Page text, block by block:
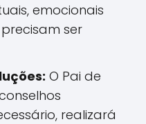
emocionais
ser
O Pai de
realizará